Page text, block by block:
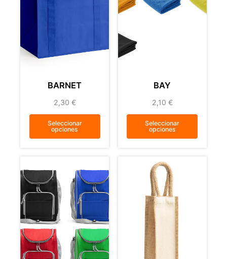
BARNET
2,30 €
Seleccionar
opciones
BAY
2,10 €
Seleccionar
opciones